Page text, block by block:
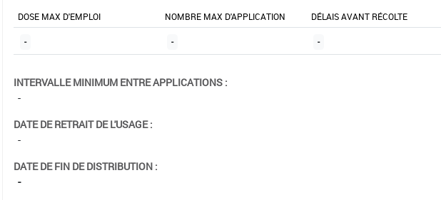
DOSE MAX D'EMPLOI NOMBRE MAX D'APPLICATION DÉLAIS AVANT RÉCOLTE
- - -
INTERVALLE MINIMUM ENTRE APPLICATIONS :
-
DATE DE RETRAIT DE L'USAGE :
-
DATE DE FIN DE DISTRIBUTION :
-